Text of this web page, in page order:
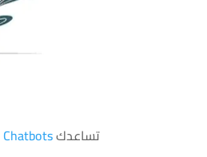
تساعدكChatbots